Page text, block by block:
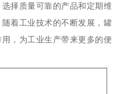
择质量可靠的产品和定期维
着工业技术的不断发展，罐
，为工业生产带来更多的便